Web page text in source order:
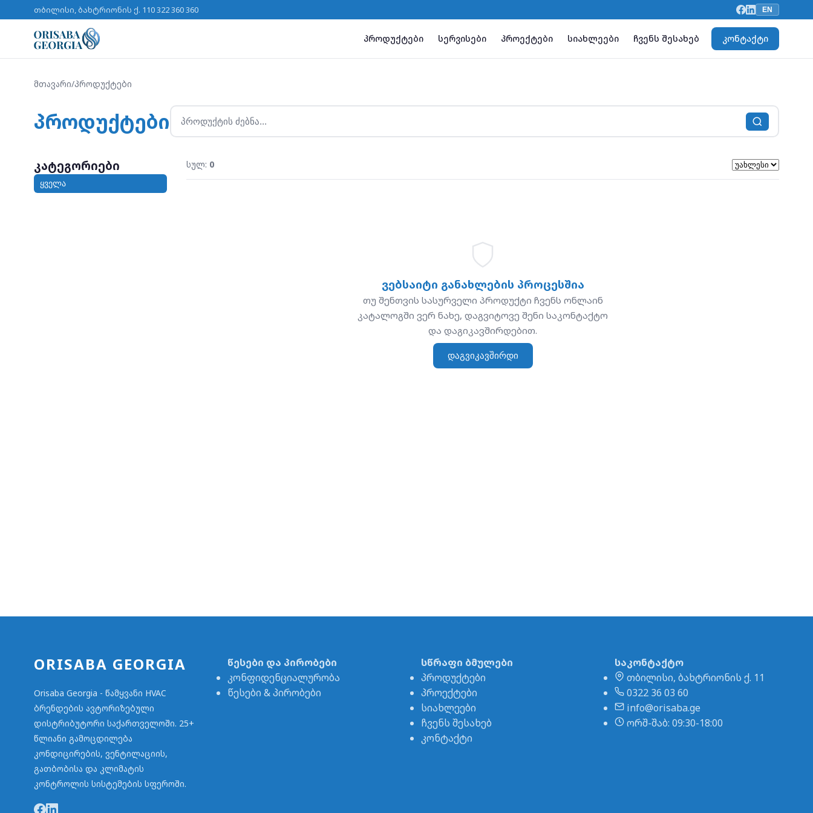
თბილისი, ბახტრიონის ქ. 110 322 360 360 EN
პროდუქტები სერვისები პროექტები სიახლეები ჩვენს შესახებ კონტაქტი
მთავარი/პროდუქტები
პროდუქტები
კატეგორიები
ყველა
სულ: 0
ვებსაიტი განახლების პროცესშია
თუ შენთვის სასურველი პროდუქტი ჩვენს ონლაინ
კატალოგში ვერ ნახე, დაგვიტოვე შენი საკონტაქტო
და დაგიკავშირდებით.
დაგვიკავშირდი
ORISABA GEORGIA
Orisaba Georgia - წამყვანი HVAC
ბრენდების ავტორიზებული
დისტრიბუტორი საქართველოში. 25+
წლიანი გამოცდილება
კონდიცირების, ვენტილაციის,
გათბობისა და კლიმატის
კონტროლის სისტემების სფეროში.
წესები და პირობები
კონფიდენციალურობა
წესები & პირობები
სწრაფი ბმულები
პროდუქტები
პროექტები
სიახლეები
ჩვენს შესახებ
კონტაქტი
საკონტაქტო
თბილისი, ბახტრიონის ქ. 11
0322 36 03 60
info@orisaba.ge
ორშ-შაბ: 09:30-18:00